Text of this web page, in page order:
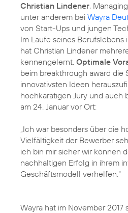
Christian Lindener,
unter anderem bei Wayra
von Start-Ups und jungen
Im Laufe seines Berufslebens
hat Christian Lindener
kennengelernt. Optimale
beim breakthrough award die
innovativsten Ideen
hochkarätigen Jury und auch
am 24. Januar vor Ort:
„Ich war besonders über die
Vielfältigkeit der Bewerber
ich bin mir sicher wir können
nachhaltigen Erfolg in ihrem
Geschäftsmodell verhelfen.“
Wayra hat im November